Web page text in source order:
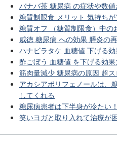
バナバ茶 糖尿病 の症状や数
糖質制限食 メリット 気持ち
糖質オフ （糖質制限食）中
威徳 糖尿病 への効果 膵炎の
ハナビラタケ 血糖値 下げる
酢ごぼう 血糖値 を下げる効
筋肉量減少 糖尿病の原因 超
アカシアポリフェノールは、
してくれる
糖尿病患者は下半身が冷たい
笑いヨガと取り入れて治療が